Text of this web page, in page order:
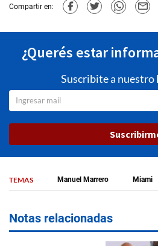
Compartir en:
¿Querés estar
Suscribite a
TEMAS Manuel Marrero Miami
Notas relacionadas